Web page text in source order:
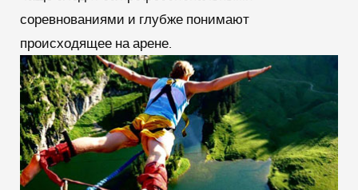
соревнованиями и глубже понимают
происходящее на арене.